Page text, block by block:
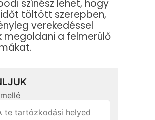
színész lehet, hogy
töltött szerepben,
verekedéssel
megoldani a felmerülő